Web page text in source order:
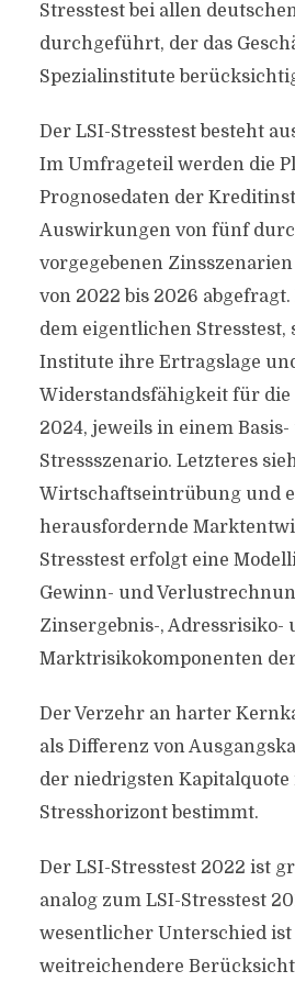
Stresstest bei allen
durchgeführt, der das
Spezialinstitute
Der LSI-Stresstest besteht
Im Umfrageteil werden die
Prognosedaten der
Auswirkungen von fünf
vorgegebenen
von 2022 bis 2026
dem eigentlichen Stresstest,
Institute ihre Ertragslage
Widerstandsfähigkeit für die
2024, jeweils in einem
Stressszenario. Letzteres
Wirtschaftseintrübung und
herausfordernde
Stresstest erfolgt eine
Gewinn- und
Zinsergebnis-, Adressrisiko-
Marktrisikokomponenten
Der Verzehr an harter
als Differenz von
der niedrigsten
Stresshorizont bestimmt.
Der LSI-Stresstest 2022 ist
analog zum LSI-Stresstest
wesentlicher Unterschied
weitreichendere